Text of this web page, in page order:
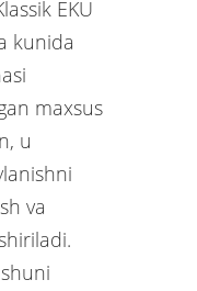
EKU
kunida
maxsus
u
va